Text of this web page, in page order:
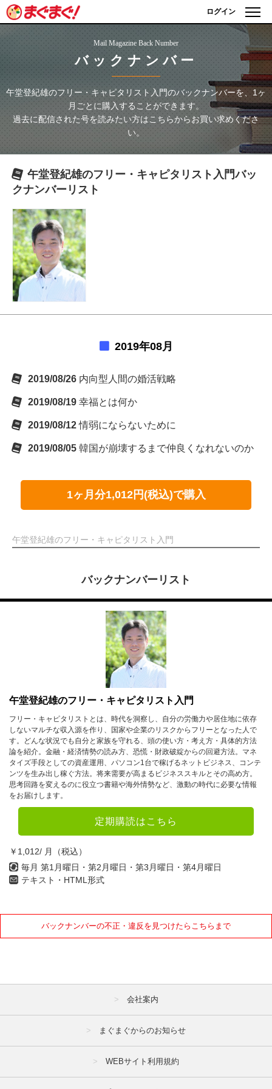
ログイン
Mail Magazine Back Number
バックナンバー
午堂登紀雄のフリー・キャピタリスト入門のバックナンバーを、1ヶ
月ごとに購入することができます。
過去に配信された号を読みたい方はこちらからお買い求めくださ
い。
午堂登紀雄のフリー・キャピタリスト入門バッ
クナンバーリスト
2019年08月
2019/08/26 内向型人間の婚活戦略
2019/08/19 幸福とは何か
2019/08/12情弱にならないために
2019/08/05 韓国が崩壊するまで仲良くなれないのか
1ヶ月分1,012円(税込)で購入
午堂登紀雄のフリー・キャピタリスト入門
バックナンバーリスト
午堂登紀雄のフリー・キャピタリスト入門
フリー・キャピタリストとは、時代を洞察し、自分の労働力や居住地に依存
しないマルチな収入源を作り、国家や企業のリスクからフリーとなった人で
す。どんな状況でも自分と家族を守れる、頭の使い方・考え方・具体的方法
論を紹介。金融・経済情勢の読み方、恐慌・財政破綻からの回避方法。マネ
タイズ手段としての資産運用、パソコン1台で稼げるネットビジネス、コンテ
ンツを生み出し稼ぐ方法。将来需要が高まるビジネススキルとその高め方。
思考回路を変えるのに役立つ書籍や海外情勢など、激動の時代に必要な情報
をお届けします。
定期購読はこちら
￥1,012/ 月（税込）
毎月 第1月曜日・第2月曜日・第3月曜日・第4月曜日
テキスト・HTML形式
バックナンバーの不正・違反を見つけたらこちらまで
会社案内
まぐまぐからのお知らせ
WEBサイト利用規約